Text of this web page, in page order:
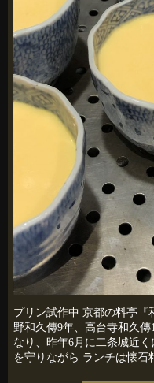
プリン試作中 京都の料亭『
野和久傳9年、高台寺和久
なり、昨年6月に二条城近
を守りながら ランチは懐